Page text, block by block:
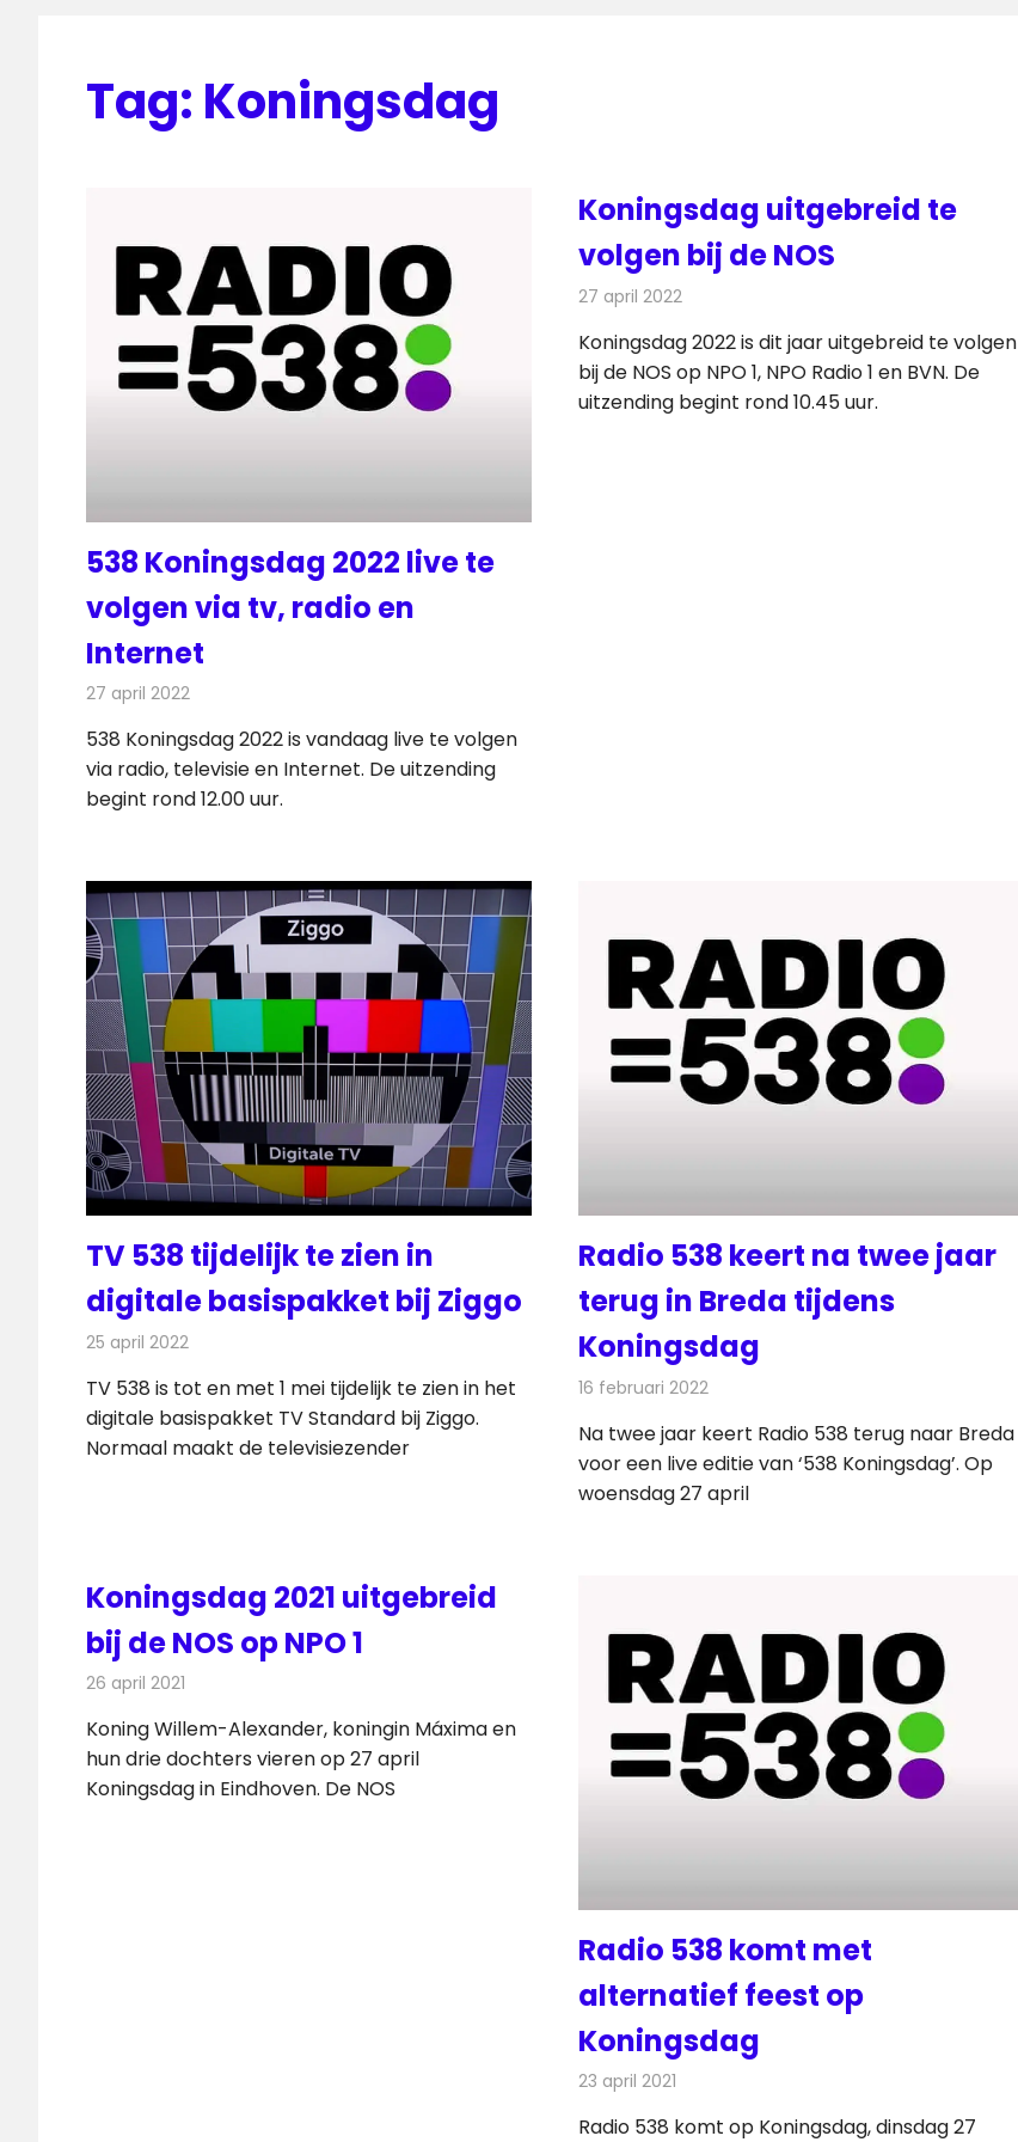
Tag: Koningsdag
538 Koningsdag 2022 live te
volgen via tv, radio en
Internet
27 april 2022
538 Koningsdag 2022 is vandaag live te volgen
via radio, televisie en Internet. De uitzending
begint rond 12.00 uur.
Koningsdag uitgebreid te
volgen bij de NOS
27 april 2022
Koningsdag 2022 is dit jaar uitgebreid te volgen
bij de NOS op NPO 1, NPO Radio 1 en BVN. De
uitzending begint rond 10.45 uur.
TV 538 tijdelijk te zien in
digitale basispakket bij Ziggo
25 april 2022
TV 538 is tot en met 1 mei tijdelijk te zien in het
digitale basispakket TV Standard bij Ziggo.
Normaal maakt de televisiezender
Radio 538 keert na twee jaar
terug in Breda tijdens
Koningsdag
16 februari 2022
Na twee jaar keert Radio 538 terug naar Breda
voor een live editie van ‘538 Koningsdag’. Op
woensdag 27 april
Koningsdag 2021 uitgebreid
bij de NOS op NPO 1
26 april 2021
Koning Willem-Alexander, koningin Máxima en
hun drie dochters vieren op 27 april
Koningsdag in Eindhoven. De NOS
Radio 538 komt met
alternatief feest op
Koningsdag
23 april 2021
Radio 538 komt op Koningsdag, dinsdag 27